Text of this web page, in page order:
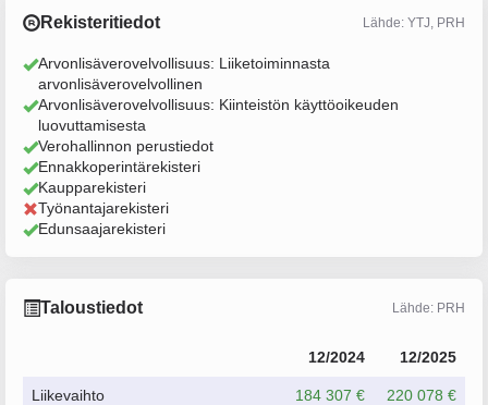
Rekisteritiedot Lähde: YTJ, PRH
Arvonlisäverovelvollisuus: Liiketoiminnasta
arvonlisäverovelvollinen
Arvonlisäverovelvollisuus: Kiinteistön käyttöoikeuden
luovuttamisesta
Verohallinnon perustiedot
Ennakkoperintärekisteri
Kaupparekisteri
Työnantajarekisteri
Edunsaajarekisteri
Taloustiedot Lähde: PRH
12/2024 12/2025
Liikevaihto 184 307 € 220 078 €